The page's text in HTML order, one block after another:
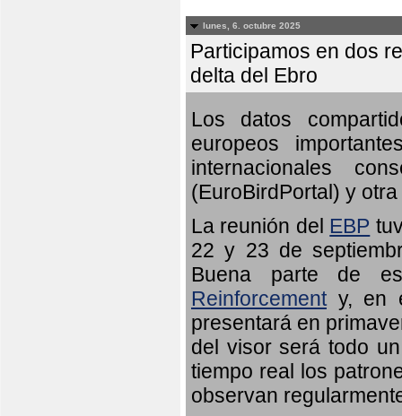
lunes, 6. octubre 2025
Participamos en dos
delta del Ebro
Los datos
europeos
internacionales
(EuroBirdPortal) y
La reunión del EBP
22 y 23 de
Buena parte de
Reinforcementy, en
presentará en
del visor será todo
tiempo real los
observan